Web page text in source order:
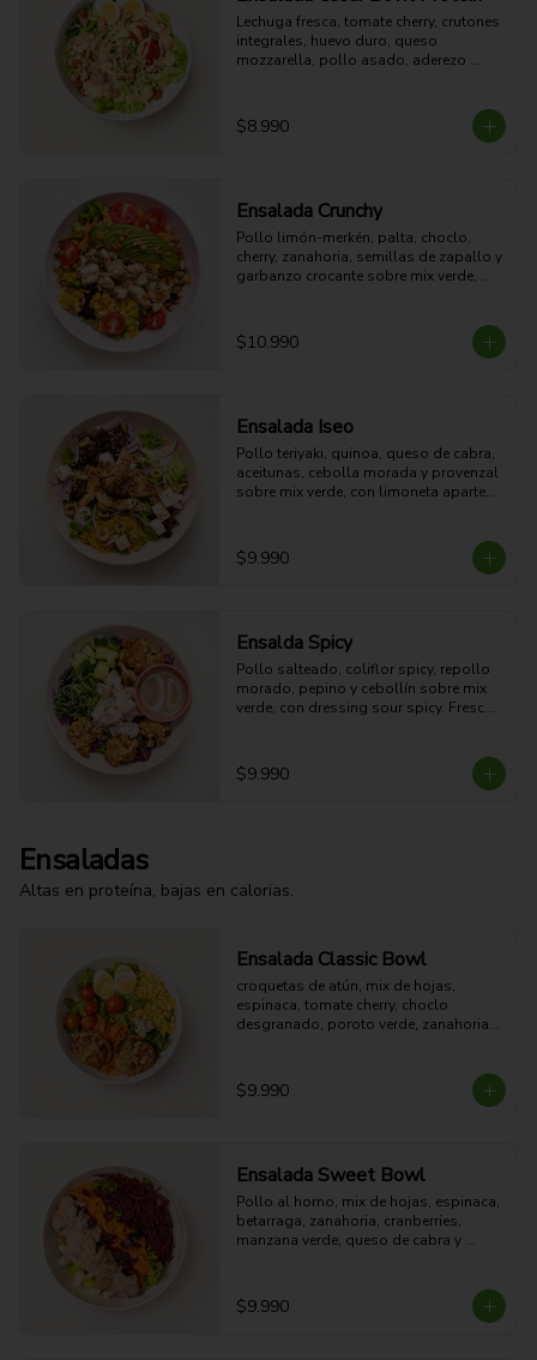
Lechuga fresca, tomate cherry, crutones
integrales, huevo duro, queso
mozzarella, pollo asado, aderezo
15g grasa - 4g Fibra - 578 Kcal
$8.990
Ensalada Crunchy
Pollo limón-merkén, palta, choclo,
cherry, zanahoria, semillas de zapallo y
garbanzo crocante sobre mix verde,
47g Proteina - 26g Carbohidratos -
27g grasa - 8g Fibra - 539 Kcal
$10.990
Ensalada Iseo
Pollo teriyaki, quinoa, queso de cabra,
aceitunas, cebolla morada y provenzal
sobre mix verde, con limoneta aparte.
$9.990
Ensalda Spicy
Pollo salteado, coliflor spicy, repollo
morado, pepino y cebollín sobre mix
verde, con dressing sour spicy. Fresca,
10g grasa - 5g Fibra - 329 Kcal
$9.990
Ensaladas
Altas en proteína, bajas en calorias.
Ensalada Classic Bowl
croquetas de atún, mix de hojas,
espinaca, tomate cherry, choclo
desgranado, poroto verde, zanahoria,
$9.990
Ensalada Sweet Bowl
Pollo al horno, mix de hojas, espinaca,
betarraga, zanahoria, cranberries,
manzana verde, queso de cabra y
18g grasa - 9g Fibra - 499 Kcal
$9.990